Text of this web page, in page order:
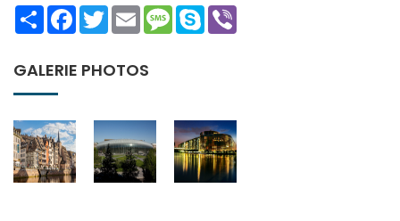
ShareFacebookTwitterEmailMessage
Skype
GALERIE PHOTOS